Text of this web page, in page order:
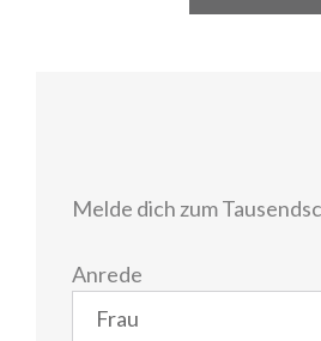
Melde dich zum
Anrede